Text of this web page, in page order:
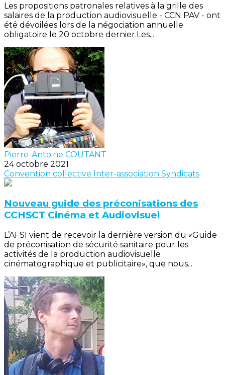
Les propositions patronales relatives à la grille des
salaires de la production audiovisuelle - CCN PAV - ont
été dévoilées lors de la négociation annuelle
obligatoire le 20 octobre dernier.Les...
Pierre-Antoine COUTANT
24 octobre 2021
Convention collective Inter-association Syndicats
Nouveau guide des préconisations des
CCHSCT Cinéma et Audiovisuel
L’AFSI vient de recevoir la dernière version du «Guide
de préconisation de sécurité sanitaire pour les
activités de la production audiovisuelle
cinématographique et publicitaire», que nous...